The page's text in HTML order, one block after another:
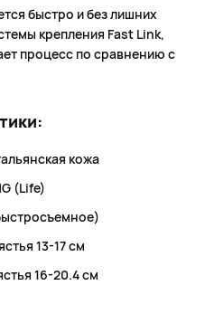
быстро и без лишних
крепления Fast Link,
процесс по сравнению с
кожа
(Life)
13-17 см
16-20.4 см